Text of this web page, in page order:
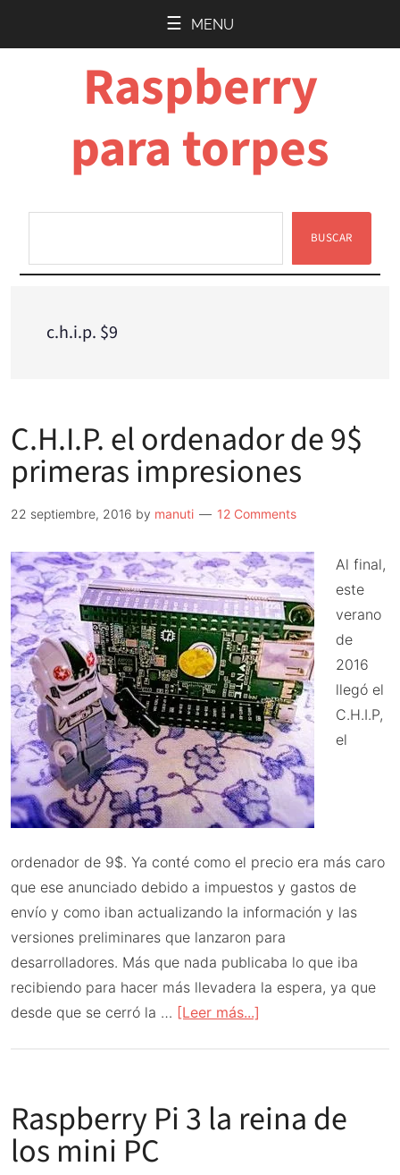
MENU
Raspberry
para torpes
BUSCAR
c.h.i.p. $9
C.H.I.P. el ordenador de 9$
primeras impresiones
22 septiembre, 2016 by manuti 12 Comments
Al final,
este
verano
de
2016
llegó el
C.H.I.P,
el
ordenador de 9$. Ya conté como el precio era más caro
que ese anunciado debido a impuestos y gastos de
envío y como iban actualizando la información y las
versiones preliminares que lanzaron para
desarrolladores. Más que nada publicaba lo que iba
recibiendo para hacer más llevadera la espera, ya que
desde que se cerró la … [Leer más...]
ordenador
Raspberry Pi 3 la reina de
los mini PC